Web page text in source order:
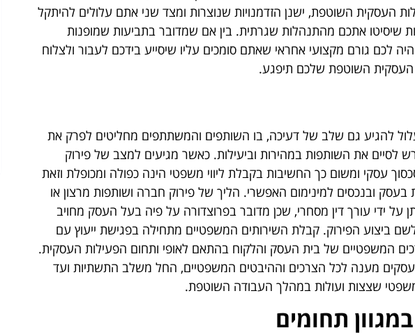
העסקית השוטפת, ישנן הזדמנויות שנוצרות ומצד שני אתם עלולים להיתקל
שיסיטו אתכם מהתנהלות שגרתית. בין אם שמדובר בתביעות שמופנות
לכם גורם מקצועי אחראי שאתם סומכים עליו שיסייע בידכם לעבור ולצלוח
השוטפת שלכם תיפגע.
להגיע גם שלב של דעיכה, בו השותפים והמשתתפים מחליטים לפרק את
לסיים את השותפות במהירות וביעילות. כאשר מגיעים למצב של פירוק
עסקי ומשום כך החשיבות בקבלת ליווי משפטי הינה כפולה ומכופלת וזאת
ובנכסים למינימום האפשרי. הליך של פירוק חברה ושותפות מרצון או
על ידי עורך דין מסחרי, שכן מדובר בפרוצדורה על פיה בעל העסק מחויב
לשם ביצוע הפירוק. קבלת השירותים המשפטיים מתחילה בפגישת ייעוץ עם
המשפטיים של בית העסק והלקוח בהתאם לאופי ותחום הפעילות העסקית.
עסקים מענה לכל הצרכים וההיבטים המשפטיים, החל משלב התשתיות ועד
משפטי שצצות ועולות במהלך העבודה השוטפת.
תחומים